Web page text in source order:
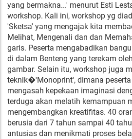
yang bermakna...' menurut Esti
workshop. Kali ini, workshop yg
'Sketsa' yang mengajak kita
Melihat, Mengenali dan dan
garis. Peserta mengabadikan
di dalam Benteng yang terekam
gambar. Selain itu, workshop juga
teknik�'Monoprint', dimana
mengasah kepekaan imaginasi
terduga akan melatih kemampuan
mengembangkan kreatifitas. 40
berusia dari 7 tahun sampai 40
antusias dan menikmati proses